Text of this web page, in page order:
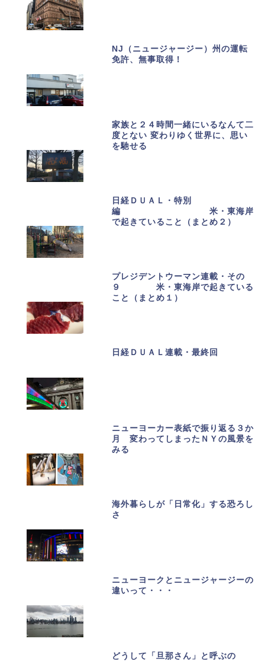
NJ（ニュージャージー）州の運転
免許、無事取得！
家族と２４時間一緒にいるなんて二
度とない 変わりゆく世界に、思い
を馳せる
日経ＤＵＡＬ・特別
編 米・東海岸
で起きていること（まとめ２）
プレジデントウーマン連載・その
９ 米・東海岸で起きている
こと（まとめ１）
日経ＤＵＡＬ連載・最終回
ニューヨーカー表紙で振り返る３か
月 変わってしまったＮＹの風景を
みる
海外暮らしが「日常化」する恐ろし
さ
ニューヨークとニュージャージーの
違いって・・・
どうして「旦那さん」と呼ぶの